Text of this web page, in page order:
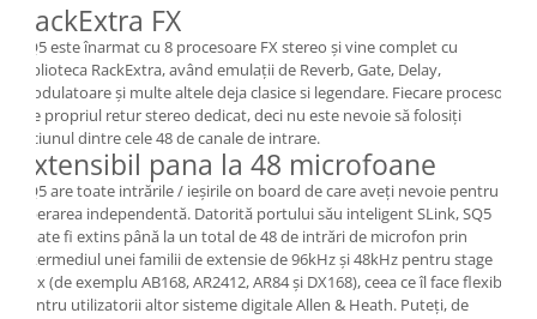
RackExtra FX
SQ5 este înarmat cu 8 procesoare FX stereo și vine complet cu
biblioteca RackExtra, având emulații de Reverb, Gate, Delay,
modulatoare și multe altele deja clasice si legendare. Fiecare procesor
are propriul retur stereo dedicat, deci nu este nevoie să folosiți
niciunul dintre cele 48 de canale de intrare.
Extensibil pana la 48 microfoane
SQ5 are toate intrările / ieșirile on board de care aveți nevoie pentru
operarea independentă. Datorită portului său inteligent SLink, SQ5
poate fi extins până la un total de 48 de intrări de microfon prin
intermediul unei familii de extensie de 96kHz și 48kHz pentru stage
box (de exemplu AB168, AR2412, AR84 și DX168), ceea ce îl face flexibil,
pentru utilizatorii altor sisteme digitale Allen & Heath. Puteți, de